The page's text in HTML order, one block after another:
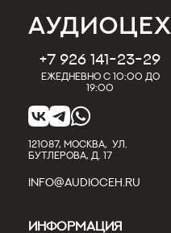
+7 926 141-23-29
Ежедневно с 10:00 до
19:00
121087, МОСКВА, УЛ.
БУТЛЕРОВА, Д. 17
INFO@AUDIOCEH.RU
Информация